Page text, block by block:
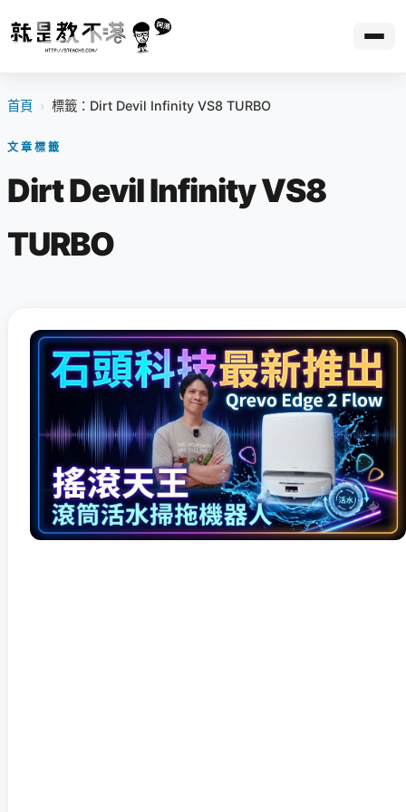
首頁 › 標籤：Dirt Devil Infinity VS8 TURBO
文章標籤
Dirt Devil Infinity VS8
TURBO